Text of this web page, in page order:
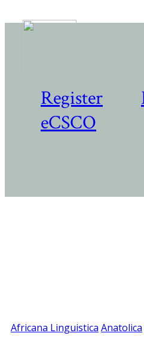
Register
eCSCO
Africana Linguistica Anatolica